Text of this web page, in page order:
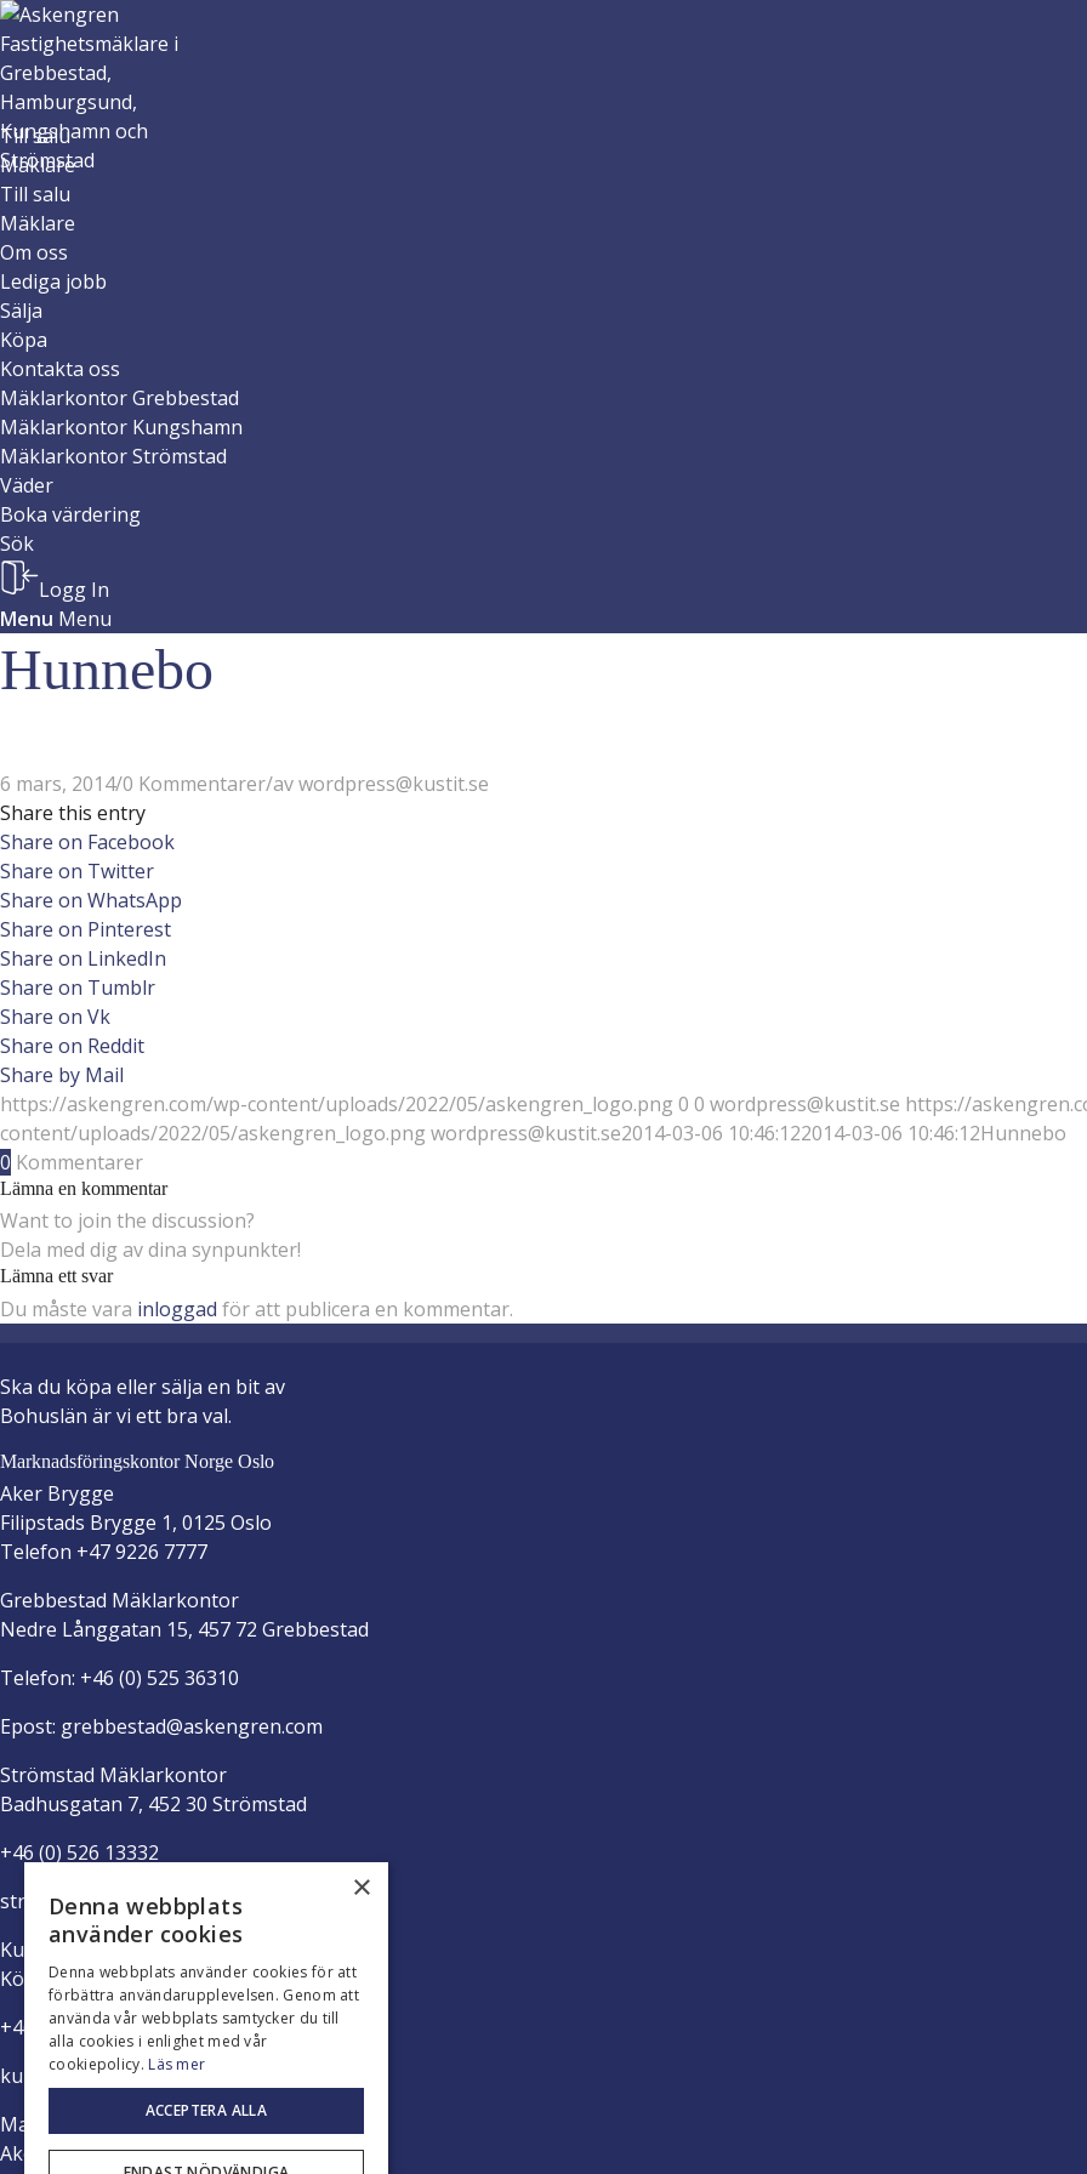
Till salu
Mäklare
Till salu
Mäklare
Om oss
Lediga jobb
Sälja
Köpa
Kontakta oss
Mäklarkontor Grebbestad
Mäklarkontor Kungshamn
Mäklarkontor Strömstad
Väder
Boka värdering
Sök
Logg In
Menu Menu
Hunnebo
6 mars, 2014/0 Kommentarer/avwordpress@kustit.se
Share this entry
Share on Facebook
Share on Twitter
Share on WhatsApp
Share on Pinterest
Share on LinkedIn
Share on Tumblr
Share on Vk
Share on Reddit
Share by Mail
https://askengren.com/wp-content/uploads/2022/05/askengren_logo.png 0 0 wordpress@kustit.se https://
content/uploads/2022/05/askengren_logo.png wordpress@kustit.se2014-03-06 10:46:122014-03-06 10:46:12Hunnebo
0 Kommentarer
Lämna en kommentar
Want to join the discussion?
Dela med dig av dina synpunkter!
Lämna ett svar
Du måste vara inloggad för att publicera en kommentar.
Ska du köpa eller sälja en bit av
Bohuslän är vi ett bra val.
Marknadsföringskontor Norge Oslo
Aker Brygge
Filipstads Brygge 1, 0125 Oslo
Telefon +47 9226 7777
Grebbestad Mäklarkontor
Nedre Långgatan 15, 457 72 Grebbestad
Telefon: +46 (0) 525 36310
Epost: grebbestad@askengren.com
Strömstad Mäklarkontor
Badhusgatan 7, 452 30 Strömstad
+46 (0) 526 13332
stromstad@askengren.com
Kungshamn Mäklarkontor
Köpmanstorget 5, 456 31 Kungshamn
+46 (0) 523 37500
kungshamn@askengren.com
Marknadsföringskontor Norge Oslo
Aker Brygge, Fjordalleen 7, 0250 Oslo
×
Denna webbplats
använder cookies
Denna webbplats använder cookies för att
förbättra användarupplevelsen. Genom att
använda vår webbplats samtycker du till
alla cookies i enlighet med vår
cookiepolicy. Läs mer
ACCEPTERA ALLA